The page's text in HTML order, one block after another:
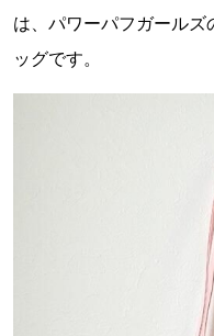
は、パワーパフガール
ッグです。